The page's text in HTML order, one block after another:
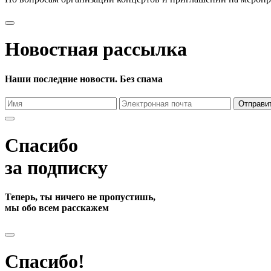
Новостная рассылка
Наши последние новости. Без спама
Спасибо
за подписку
Теперь, ты ничего не пропустишь,
мы обо всем расскажем
Спасибо!